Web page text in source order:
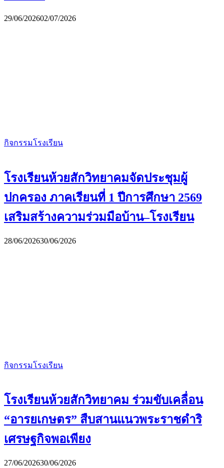
29/06/202602/07/2026
กิจกรรมโรงเรียน
โรงเรียนห้วยสักวิทยาคมจัดประชุมผู้
ปกครอง ภาคเรียนที่ 1 ปีการศึกษา 2569
เสริมสร้างความร่วมมือบ้าน–โรงเรียน
28/06/202630/06/2026
กิจกรรมโรงเรียน
โรงเรียนห้วยสักวิทยาคม ร่วมขับเคลื่อน
“อารยเกษตร” สืบสานแนวพระราชดำริ
เศรษฐกิจพอเพียง
27/06/202630/06/2026